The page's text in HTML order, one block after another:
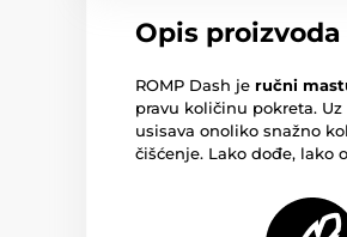
Opis proizvoda
ROMP Dash je ručni
pravu količinu pokreta.
usisava onoliko snažno
čišćenje. Lako dođe, lako